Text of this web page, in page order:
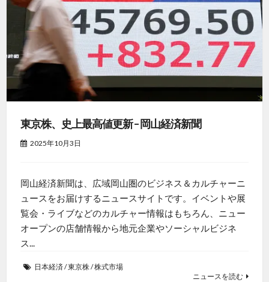
東京株、史上最高値更新 – 岡山経済新聞
2025年10月3日
岡山経済新聞は、広域岡山圏のビジネス＆カルチャーニ
ュースをお届けするニュースサイトです。イベントや展
覧会・ライブなどのカルチャー情報はもちろん、ニュー
オープンの店舗情報から地元企業やソーシャルビジネ
ス...
日本経済/東京株/株式市場
ニュースを読む